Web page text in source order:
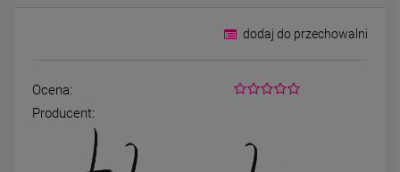
dodaj do przechowalni
Ocena:
Producent: